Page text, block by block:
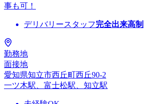
事も可！
デリバリースタッフ完全出来高制
勤務地
面接地
愛知県知立市西丘町西丘90-2
一ツ木駅、富士松駅、知立駅